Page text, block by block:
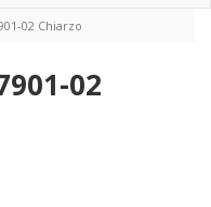
02 Chiarzo
02